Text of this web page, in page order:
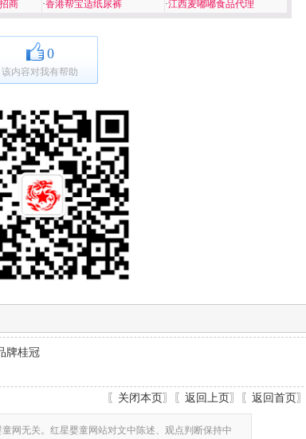
商 ·香港帮宝适纸尿裤 ·江西麦嘟嘟食品代理
0
该内容对我有帮助
牌桂冠
〖 关闭本页〗〖 返回上页〗〖 返回首页〗
网无关。红星婴童网站对文中陈述、观点判断保持中